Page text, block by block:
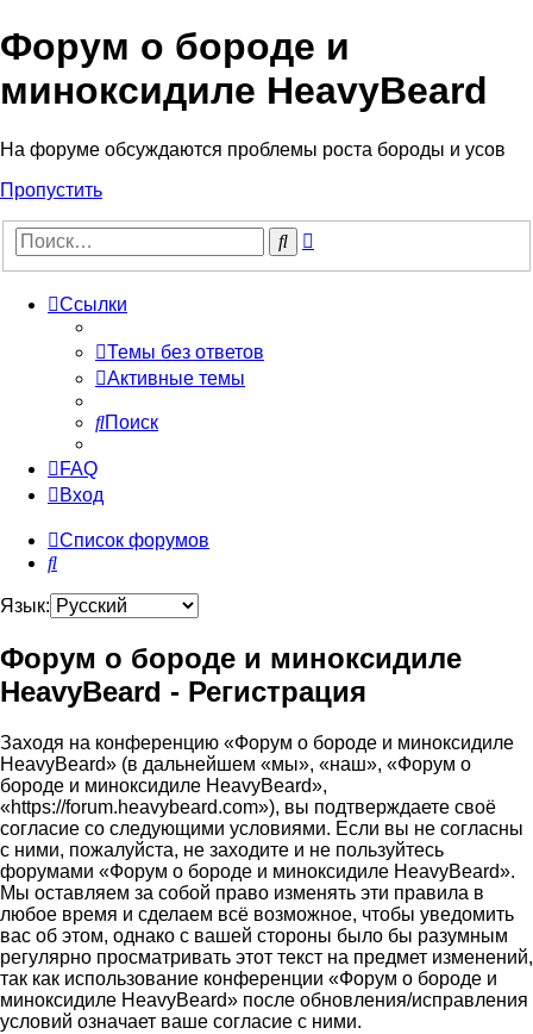
Форум о бороде и
миноксидиле HeavyBeard
На форуме обсуждаются проблемы роста бороды и усов
Пропустить
Поиск
Ссылки
Темы без ответов
Активные темы
Поиск
FAQ
Вход
Список форумов
Поиск
Язык:
Форум о бороде и миноксидиле
HeavyBeard - Регистрация
Заходя на конференцию «Форум о бороде и миноксидиле
HeavyBeard» (в дальнейшем «мы», «наш», «Форум о
бороде и миноксидиле HeavyBeard»,
«https://forum.heavybeard.com»), вы подтверждаете своё
согласие со следующими условиями. Если вы не согласны
с ними, пожалуйста, не заходите и не пользуйтесь
форумами «Форум о бороде и миноксидиле HeavyBeard».
Мы оставляем за собой право изменять эти правила в
любое время и сделаем всё возможное, чтобы уведомить
вас об этом, однако с вашей стороны было бы разумным
регулярно просматривать этот текст на предмет изменений,
так как использование конференции «Форум о бороде и
миноксидиле HeavyBeard» после обновления/исправления
условий означает ваше согласие с ними.